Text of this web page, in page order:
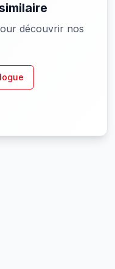
découvrir nos